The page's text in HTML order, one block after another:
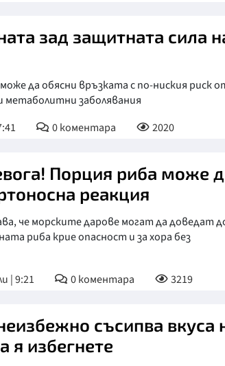
зад защитната сила
да обясни връзката с по-ниския риск
метаболитни заболявания
0коментара 2020
Порция риба може
реакция
че морските дарове могат да доведат
риба крие опасност и за хора без
| 9:21 0коментара 3219
съсипва вкуса
я избегнете